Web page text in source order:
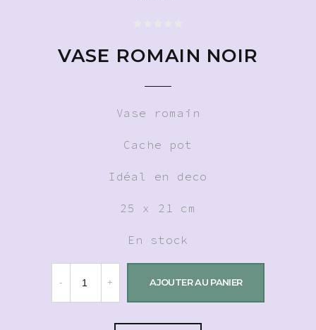
VASE ROMAIN NOIR
Vase romain
Cache pot
Idéal en deco
25 x 21 cm
En stock
AJOUTER AU PANIER